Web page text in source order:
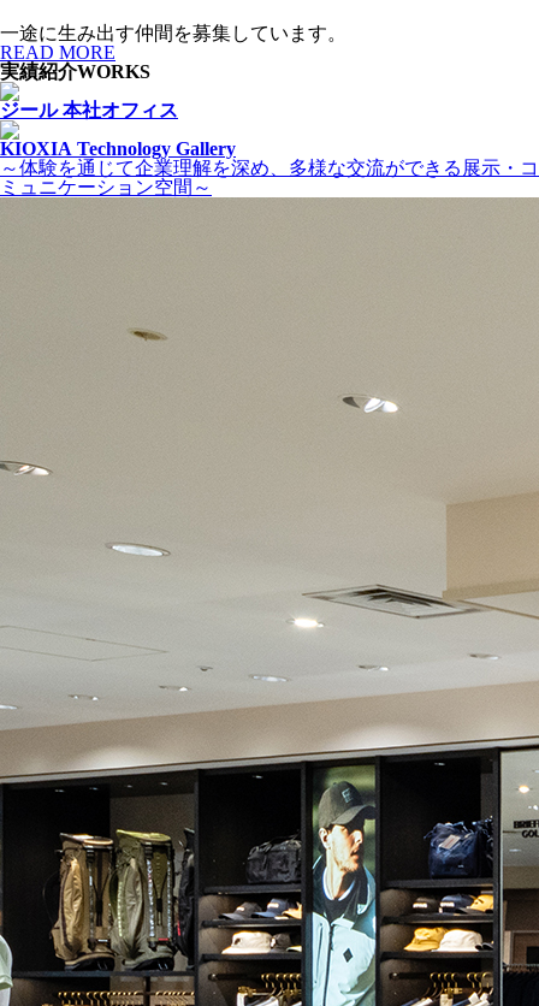
一途に生み出す仲間を募集しています。
READ MORE
実績紹介WORKS
ジール 本社オフィス
KIOXIA Technology Gallery
～体験を通じて企業理解を深め、多様な交流ができる展示・コ
ミュニケーション空間～